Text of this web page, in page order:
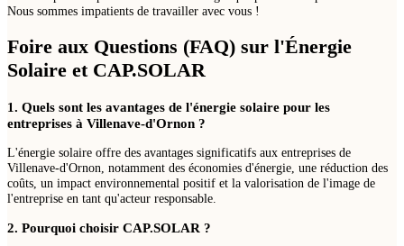
Nous sommes impatients de travailler avec vous !
Foire aux Questions (FAQ) sur l'Énergie
Solaire et CAP.SOLAR
1. Quels sont les avantages de l'énergie solaire pour les
entreprises à Villenave-d'Ornon ?
L'énergie solaire offre des avantages significatifs aux entreprises de
Villenave-d'Ornon, notamment des économies d'énergie, une réduction des
coûts, un impact environnemental positif et la valorisation de l'image de
l'entreprise en tant qu'acteur responsable.
2. Pourquoi choisir CAP.SOLAR ?